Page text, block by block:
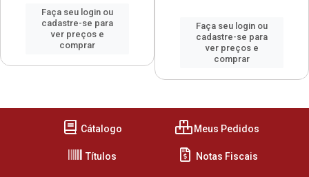
Faça seu login ou
cadastre-se para
ver preços e
comprar
Faça seu login ou
cadastre-se para
ver preços e
comprar
Cátalogo Meus Pedidos
Títulos Notas Fiscais